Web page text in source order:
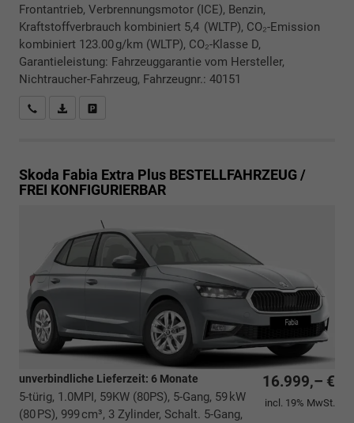
Frontantrieb, Verbrennungsmotor (ICE), Benzin,
Kraftstoffverbrauch kombiniert 5,4 (WLTP), CO₂-Emission
kombiniert 123.00 g/km (WLTP), CO₂-Klasse D,
Garantieleistung: Fahrzeuggarantie vom Hersteller,
Nichtraucher-Fahrzeug, Fahrzeugnr.: 40151
Rückrufbitte absenden
PDF-Datei, Fahrzeugexposé drucken
Skoda Fabia Extra Plus BESTELLFAHRZEUG /
FREI KONFIGURIERBAR
16.999,– €
incl. 19% MwSt.
unverbindliche Lieferzeit: 6 Monate
5-türig, 1.0MPI, 59KW (80PS), 5-Gang, 59 kW
(80 PS), 999 cm³, 3 Zylinder, Schalt. 5-Gang,